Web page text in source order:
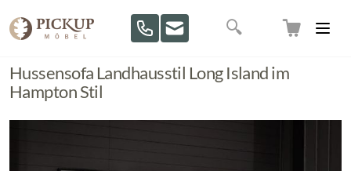
Suche
Hussensofa Landhausstil Long Island im
Hampton Stil